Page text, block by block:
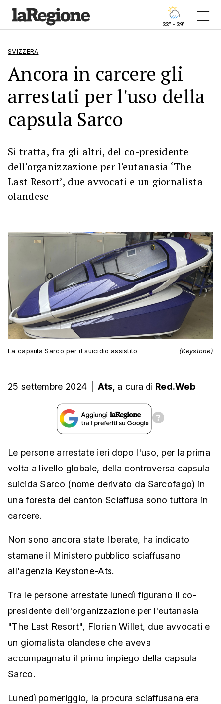
22° - 29°
SVIZZERA
Ancora in carcere gli
arrestati per l'uso della
capsula Sarco
Si tratta, fra gli altri, del co-presidente
dell'organizzazione per l'eutanasia ‘The
Last Resort’, due avvocati e un giornalista
olandese
La capsula Sarco per il suicidio assistito (Keystone)
25 settembre 2024 Ats, a cura di Red.Web
Le persone arrestate ieri dopo l'uso, per la prima
volta a livello globale, della controversa capsula
suicida Sarco (nome derivato da Sarcofago) in
una foresta del canton Sciaffusa sono tuttora in
carcere.
Non sono ancora state liberate, ha indicato
stamane il Ministero pubblico sciaffusano
all'agenzia Keystone-Ats.
Tra le persone arrestate lunedì figurano il co-
presidente dell'organizzazione per l'eutanasia
"The Last Resort", Florian Willet, due avvocati e
un giornalista olandese che aveva
accompagnato il primo impiego della capsula
Sarco.
Lunedì pomeriggio, la procura sciaffusana era